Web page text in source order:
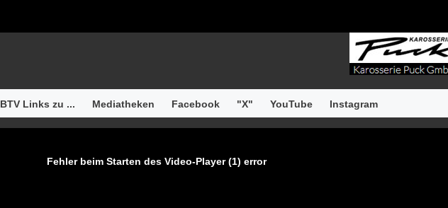
BTV Links zu ... Mediatheken Facebook "X" YouTube Instagram
Fehler beim Starten des Video-Player (1) error